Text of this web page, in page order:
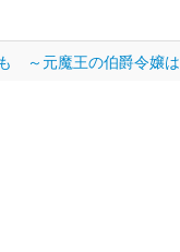
～元魔王の伯爵令嬢